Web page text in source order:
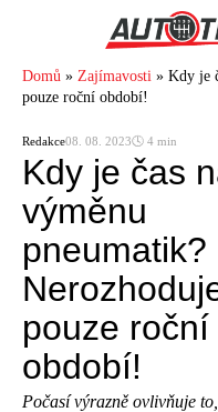
Domů » Zajímavosti » Kdy je
pouze roční období!
Redakce08. 08. 2023🕓 4 min
Kdy je čas
výměnu
pneumatik?
pouze roční
období!
Počasí výrazně ovlivňuje